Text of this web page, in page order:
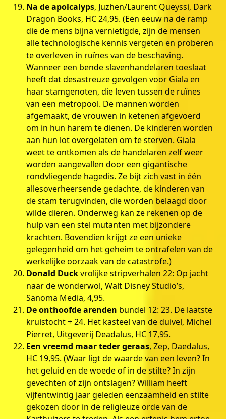
Na de apolcalyps, Juzhen/Laurent Queyssi, Dark
Dragon Books, HC 24,95. (Een eeuw na de ramp
die de mens bijna vernietigde, zijn de mensen
alle technologische kennis vergeten en proberen
te overleven in ruïnes van de beschaving.
Wanneer een bende slavenhandelaren toeslaat
heeft dat desastreuze gevolgen voor Giala en
haar stamgenoten, die leven tussen de ruïnes
van een metropool. De mannen worden
afgemaakt, de vrouwen in ketenen afgevoerd
om in hun harem te dienen. De kinderen worden
aan hun lot overgelaten om te sterven. Giala
weet te ontkomen als de handelaren zelf weer
worden aangevallen door een gigantische
rondvliegende hagedis. Ze bijt zich vast in één
allesoverheersende gedachte, de kinderen van
de stam terugvinden, die worden belaagd door
wilde dieren. Onderweg kan ze rekenen op de
hulp van een stel mutanten met bijzondere
krachten. Bovendien krijgt ze een unieke
gelegenheid om het geheim te ontrafelen van de
werkelijke oorzaak van de catastrofe.)
Donald Duckvrolijke stripverhalen 22: Op jacht
naar de wonderwol, Walt Disney Studio’s,
Sanoma Media, 4,95.
De onthoofde arenden bundel 12: 23. De laatste
kruistocht + 24. Het kasteel van de duivel, Michel
Pierret, Uitgeverij Deadalus, HC 17,95.
Een vreemd maar teder geraas, Zep, Daedalus,
HC 19,95. (Waar ligt de waarde van een leven? In
het geluid en de woede of in de stilte? In zijn
gevechten of zijn ontslagen? William heeft
vijfentwintig jaar geleden eenzaamheid en stilte
gekozen door in de religieuze orde van de